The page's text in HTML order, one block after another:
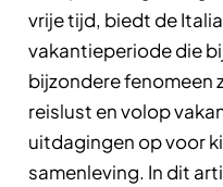
vrije tijd, biedt de
vakantieperiode die
bijzondere fenomeen
reislust en volop
uitdagingen op voor
samenleving. In dit